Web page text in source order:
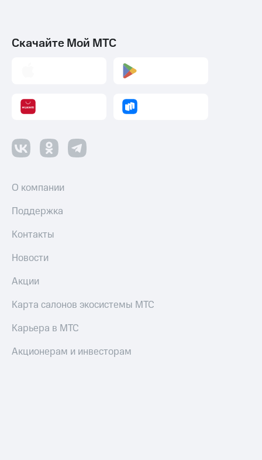
Скачайте Мой МТС
О компании
Поддержка
Контакты
Новости
Акции
Карта салонов экосистемы МТС
Карьера в МТС
Акционерам и инвесторам